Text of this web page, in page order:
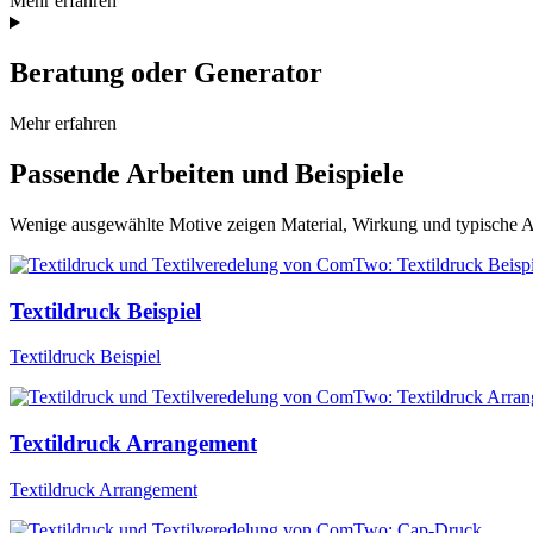
Beratung oder Generator
Mehr erfahren
Passende Arbeiten und Beispiele
Wenige ausgewählte Motive zeigen Material, Wirkung und typische
Textildruck Beispiel
Textildruck Beispiel
Textildruck Arrangement
Textildruck Arrangement